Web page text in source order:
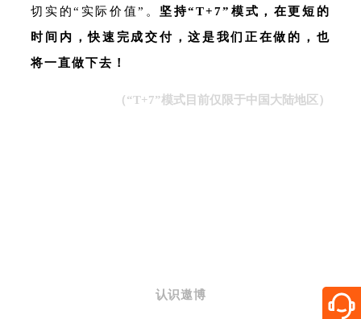
切实的“实际价值”。 坚持“T+7”模式，在更短的
时间内，快速完成交付，这是我们正在做的，也
将一直做下去！
（“T+7”模式目前仅限于中国大陆地区）
认识遨博